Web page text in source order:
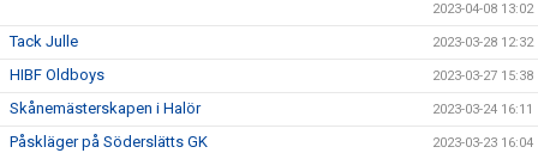
2023-04-08 13:02
Tack Julle 2023-03-28 12:32
HIBF Oldboys 2023-03-27 15:38
Skånemästerskapen i Halör 2023-03-24 16:11
Påskläger på Söderslätts GK 2023-03-23 16:04